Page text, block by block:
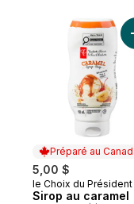
Préparé au
5,00 $
Préparé au
le Choix du Président
Sirop au caramel